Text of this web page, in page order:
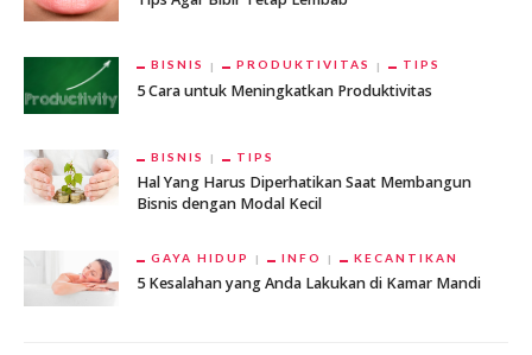
BISNIS PRODUKTIVITAS TIPS
5 Cara untuk Meningkatkan Produktivitas
BISNIS TIPS
Hal Yang Harus Diperhatikan Saat Membangun
Bisnis dengan Modal Kecil
GAYA HIDUP INFO KECANTIKAN
5 Kesalahan yang Anda Lakukan di Kamar Mandi